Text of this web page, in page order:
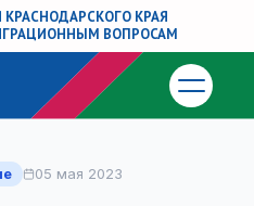
КРАЯ
ВОПРОСАМ
05 мая 2023